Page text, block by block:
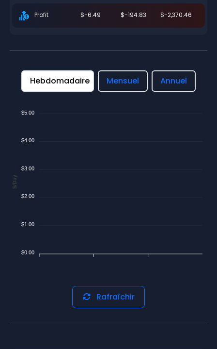
Profit $-6.49 $-194.83 $-2,370.46
Hebdomadaire Mensuel Annuel
$5.00
$4.00
$3.00
$2.00
$1.00
$0.00
$/Day
Rafraîchir